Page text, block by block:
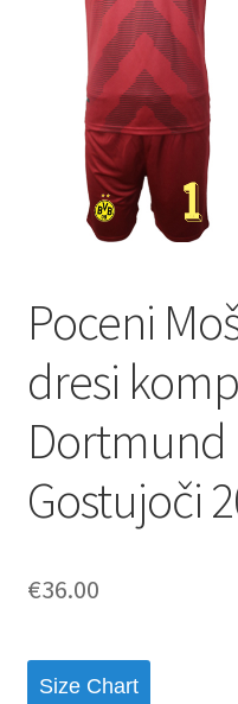
Trgovina
Zaključek nakupa
Poceni
dresi
Dortmund
Gostujoči
€36.00
Size Chart